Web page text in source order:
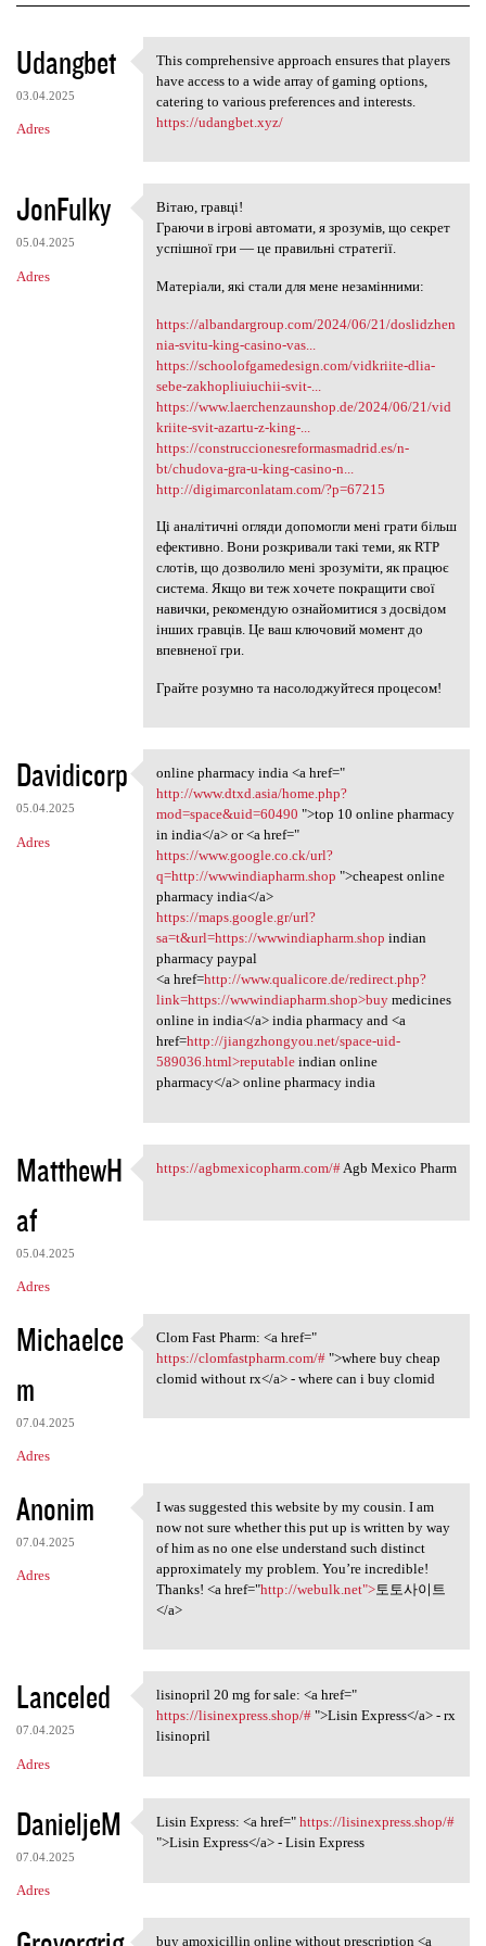
K
o
m
e
t
a
r
z
Udangbet
03.04.2025
Adres
This comprehensive approach
This comprehensive approach ensures that players
have access to a wide array of gaming options,
catering to various preferences and interests.
https://udangbet.xyz/
JonFulky
05.04.2025
Adres
Вітаю, гравці!
Вітаю, гравці!
Граючи в ігрові автомати, я зрозумів, що секрет
успішної гри — це правильні стратегії.
Матеріали, які стали для мене незамінними:
https://albandargroup.com/2024/06/21/doslidzhen
nia-svitu-king-casino-vas...
https://schoolofgamedesign.com/vidkriite-dlia-
sebe-zakhopliuiuchii-svit-...
https://www.laerchenzaunshop.de/2024/06/21/vid
kriite-svit-azartu-z-king-...
https://construccionesreformasmadrid.es/n-
bt/chudova-gra-u-king-casino-n...
http://digimarconlatam.com/?p=67215
Ці аналітичні огляди допомогли мені грати більш
ефективно. Вони розкривали такі теми, як RTP
слотів, що дозволило мені зрозуміти, як працює
система. Якщо ви теж хочете покращити свої
навички, рекомендую ознайомитися з досвідом
інших гравців. Це ваш ключовий момент до
впевненої гри.
Грайте розумно та насолоджуйтеся процесом!
Davidicorp
05.04.2025
Adres
online pharmacy india <a href
online pharmacy india <a href="
http://www.dtxd.asia/home.php?
mod=space&uid=60490 ">top 10 online pharmacy
in india</a> or <a href="
https://www.google.co.ck/url?
q=http://wwwindiapharm.shop ">cheapest online
pharmacy india</a>
https://maps.google.gr/url?
sa=t&url=https://wwwindiapharm.shop indian
pharmacy paypal
<a href=http://www.qualicore.de/redirect.php?
link=https://wwwindiapharm.shop>buymedicines
online in india</a> india pharmacy and <a
href=http://jiangzhongyou.net/space-uid-
589036.html>reputableindian online
pharmacy</a> online pharmacy india
MatthewH
af
05.04.2025
Adres
https://agbmexicopharm.com/#
https://agbmexicopharm.com/#Agb Mexico Pharm
Michaelce
m
07.04.2025
Adres
Clom Fast Pharm: <a href="
Clom Fast Pharm: <a href="
https://clomfastpharm.com/#">where buy cheap
clomid without rx</a> - where can i buy clomid
Anonim
07.04.2025
Adres
I was suggested this website
I was suggested this website by my cousin. I am
now not sure whether this put up is written by way
of him as no one else understand such distinct
approximately my problem. You’re incredible!
Thanks! <a href="http://webulk.net">토토사이트
</a>
Lanceled
07.04.2025
Adres
lisinopril 20 mg for sale: <a
lisinopril 20 mg for sale: <a href="
https://lisinexpress.shop/#">Lisin Express</a> - rx
lisinopril
DanieljeM
07.04.2025
Adres
Lisin Express: <a href="
Lisin Express: <a href=" https://lisinexpress.shop/#
">Lisin Express</a> - Lisin Express
buy amoxicillin online without prescription <a